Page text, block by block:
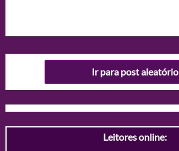
Ir para post aleatório
Leitores online: